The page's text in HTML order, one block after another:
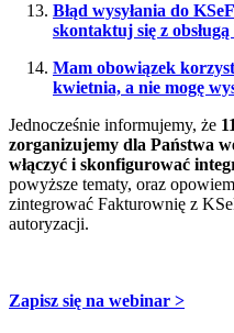
Błąd wysyłania do
skontaktuj się z
Mam obowiązek
kwietnia, a nie mogę
Jednocześnie informujemy, że
zorganizujemy dla Państwa
włączyć i skonfigurować
powyższe tematy, oraz
zintegrować Fakturownię z
autoryzacji.
Zapisz się na webinar >